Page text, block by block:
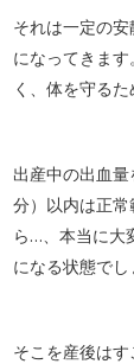
それは一定の
になってきま
く、体を守る
出産中の出血
分）以内は正
ら…、本当に大
になる状態でし
そこを産後は